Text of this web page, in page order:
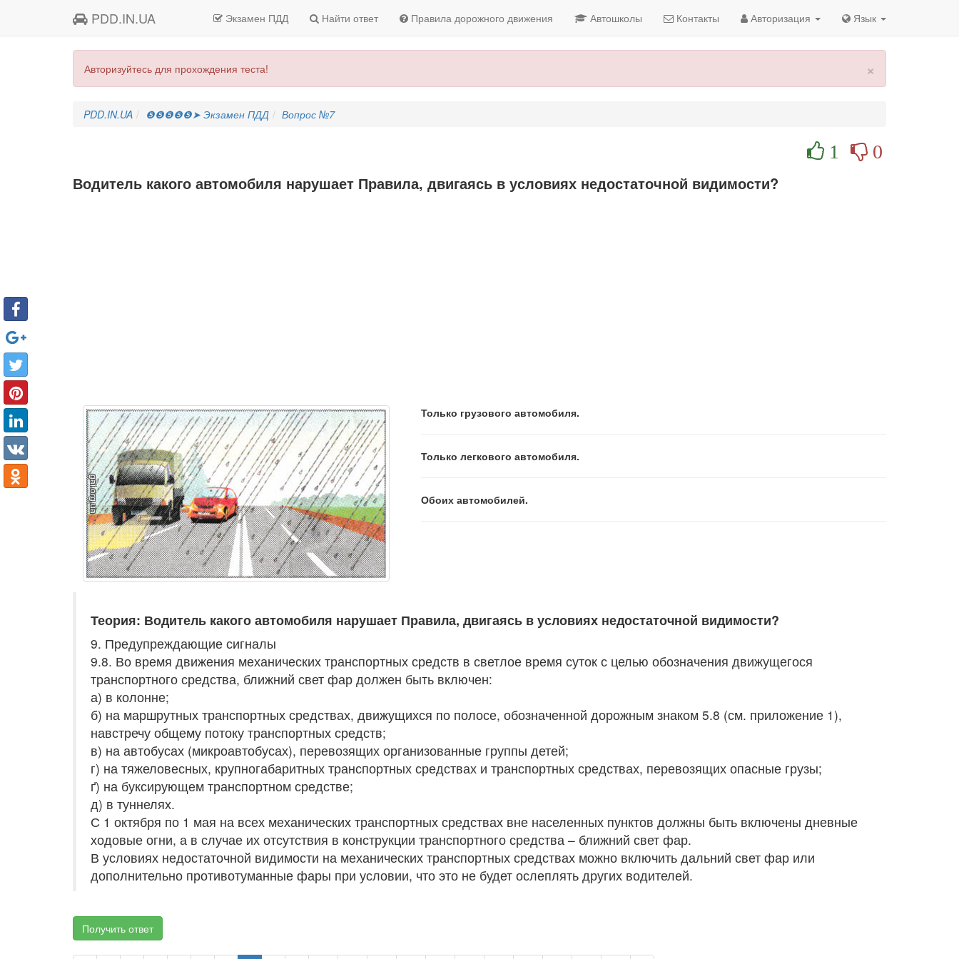
PDD.IN.UA Экзамен ПДД Найти ответ Правила дорожного движения Автошколы Контакты Авторизация Язык
×
Авторизуйтесь для прохождения теста!
PDD.IN.UA ❺❺❺❺❺➤ Экзамен ПДД Вопрос №7
1 0
Водитель какого автомобиля нарушает Правила, двигаясь в условиях недостаточной видимости?
Только грузового автомобиля.
Только легкового автомобиля.
Обоих автомобилей.
Теория: Водитель какого автомобиля нарушает Правила, двигаясь в условиях недостаточной видимости?
9. Предупреждающие сигналы
9.8. Во время движения механических транспортных средств в светлое время суток с целью обозначения движущегося
транспортного средства, ближний свет фар должен быть включен:
а) в колонне;
б) на маршрутных транспортных средствах, движущихся по полосе, обозначенной дорожным знаком 5.8 (см. приложение 1),
навстречу общему потоку транспортных средств;
в) на автобусах (микроавтобусах), перевозящих организованные группы детей;
г) на тяжеловесных, крупногабаритных транспортных средствах и транспортных средствах, перевозящих опасные грузы;
ґ) на буксирующем транспортном средстве;
д) в туннелях.
С 1 октября по 1 мая на всех механических транспортных средствах вне населенных пунктов должны быть включены дневные
ходовые огни, а в случае их отсутствия в конструкции транспортного средства – ближний свет фар.
В условиях недостаточной видимости на механических транспортных средствах можно включить дальний свет фар или
дополнительно противотуманные фары при условии, что это не будет ослеплять других водителей.
Получить ответ